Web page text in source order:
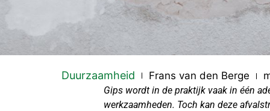
Duurzaamheid Frans van den Berge
Gips wordt in de praktijk vaak in één
werkzaamheden. Toch kan deze